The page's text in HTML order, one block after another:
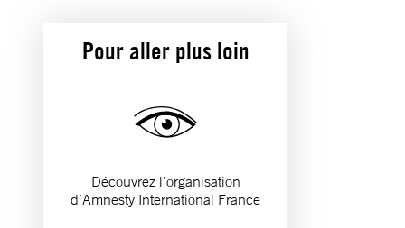
Pour aller plus loin
Découvrez l’organisation
d’Amnesty International France